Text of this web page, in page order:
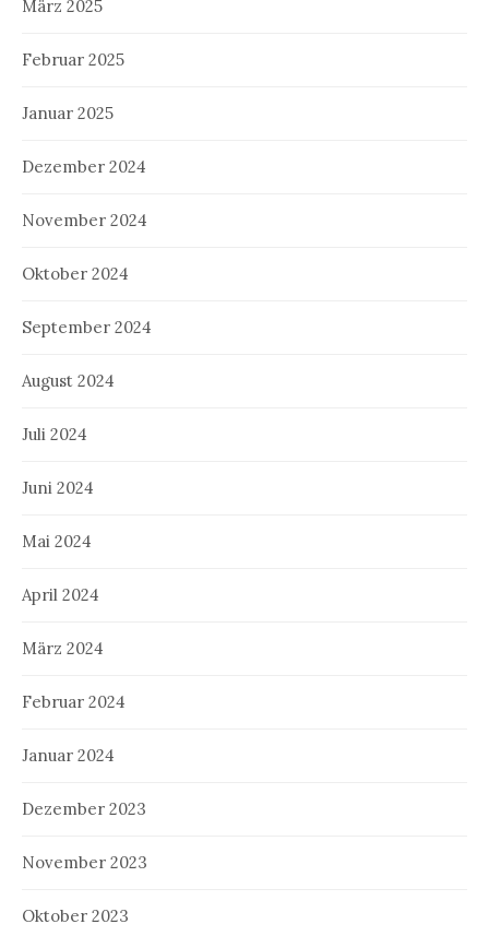
März 2025
Februar 2025
Januar 2025
Dezember 2024
November 2024
Oktober 2024
September 2024
August 2024
Juli 2024
Juni 2024
Mai 2024
April 2024
März 2024
Februar 2024
Januar 2024
Dezember 2023
November 2023
Oktober 2023